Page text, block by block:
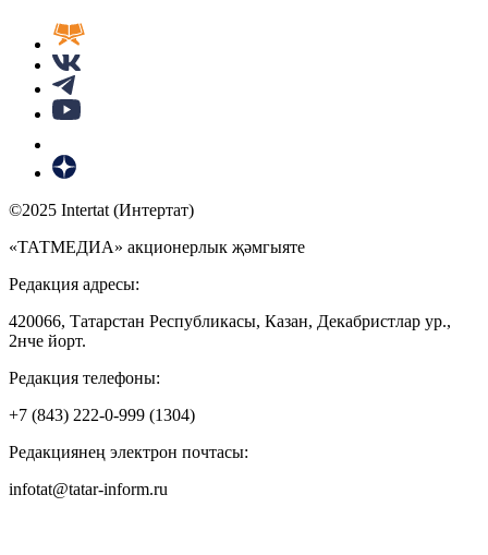
©2025 Intertat (Интертат)
«ТАТМЕДИА» акционерлык җәмгыяте
Редакция адресы:
420066, Татарстан Республикасы, Казан, Декабристлар ур.,
2нче йорт.
Редакция телефоны:
+7 (843) 222-0-999 (1304)
Редакциянең электрон почтасы:
infotat@tatar-inform.ru